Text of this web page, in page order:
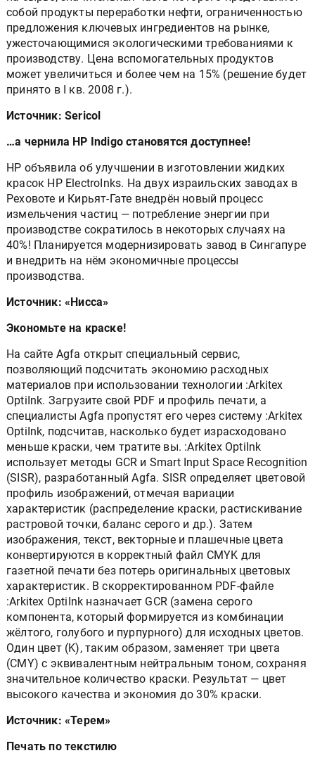
собой продукты переработки нефти, ограниченностью
предложения ключевых ингредиентов на рынке,
ужесточающимися экологическими требованиями к
производству. Цена вспомогательных продуктов
может увеличиться и более чем на 15% (решение будет
принято в I кв. 2008 г.).
Источник: Sericol
…а чернила HP Indigo становятся доступнее!
HP объявила об улучшении в изготовлении жидких
красок HP ElectroInks. На двух израильских заводах в
Реховоте и Кирьят-Гате внедрён новый процесс
измельчения частиц — потребление энергии при
производстве сократилось в некоторых случаях на
40%! Планируется модернизировать завод в Сингапуре
и внедрить на нём экономичные процессы
производства.
Источник: «Нисса»
Экономьте на краске!
На сайте Agfa открыт специальный сервис,
позволяющий подсчитать экономию расходных
материалов при использовании технологии :Arkitex
OptiInk. Загрузите свой PDF и профиль печати, а
специалисты Agfa пропустят его через систему :Arkitex
OptiInk, подсчитав, насколько будет израсходовано
меньше краски, чем тратите вы. :Arkitex OptiInk
использует методы GCR и Smart Input Space Recognition
(SISR), разработанный Agfa. SISR определяет цветовой
профиль изображений, отмечая вариации
характеристик (распределение краски, растискивание
растровой точки, баланс серого и др.). Затем
изображения, текст, векторные и плашечные цвета
конвертируются в корректный файл CMYK для
газетной печати без потерь оригинальных цветовых
характеристик. В скорректированном PDF-файле
:Arkitex OptiInk назначает GCR (замена серого
компонента, который формируется из комбинации
жёлтого, голубого и пурпурного) для исходных цветов.
Один цвет (K), таким образом, заменяет три цвета
(CMY) с эквивалентным нейтральным тоном, сохраняя
значительное количество краски. Результат — цвет
высокого качества и экономия до 30% краски.
Источник: «Терем»
Печать по текстилю